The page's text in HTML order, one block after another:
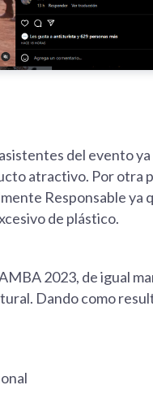
del evento ya
atractivo. Por otra
Responsable ya
de plástico.
2023, de igual
Dando como